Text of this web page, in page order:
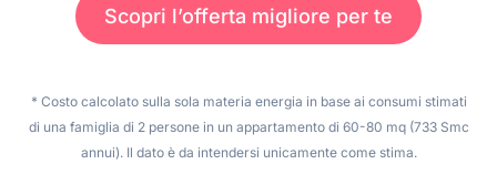
Scopri l’offerta migliore per te
* Costo calcolato sulla sola materia energia in base ai consumi stimati
di una famiglia di 2 persone in un appartamento di 60-80 mq (733 Smc
annui). Il dato è da intendersi unicamente come stima.